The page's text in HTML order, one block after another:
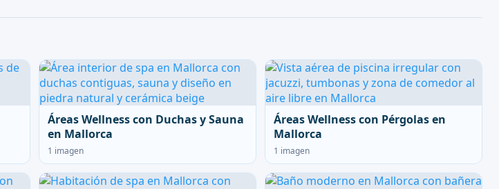
Áreas Wellness con Duchas y Sauna
en Mallorca
1 imagen
Áreas Wellness con Pérgolas en
Mallorca
1 imagen